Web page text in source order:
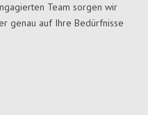
Team sorgen wir
genau auf Ihre Bedürfnisse